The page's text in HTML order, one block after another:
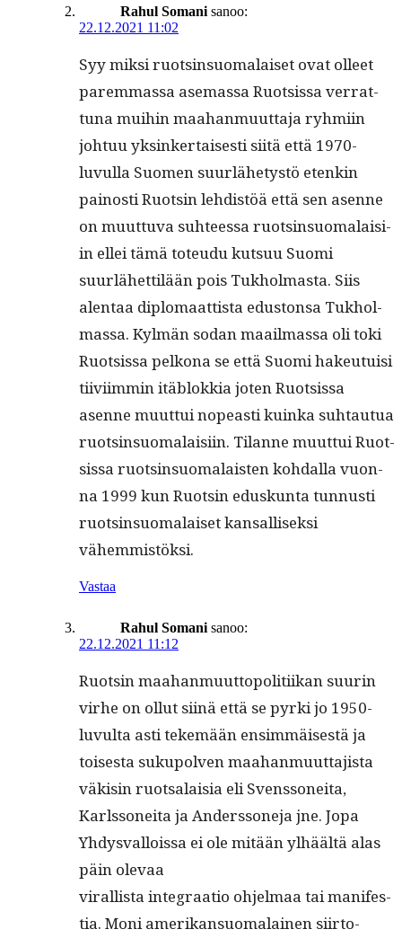
Rahul Somani sanoo:
22.12.2021 11:02
Syy mik­si ruotsin­suo­ma­laiset ovat olleet
parem­mas­sa ase­mas­sa Ruot­sis­sa ver­rat­
tuna mui­hin maa­han­muut­ta­ja ryh­mi­in
johtuu yksinker­tais­es­ti siitä että 1970-
luvul­la Suomen suurlähetys­tö etenkin
pain­os­ti Ruotsin lehdis­töä että sen asenne
on muut­tu­va suh­teessa ruotsin­suo­ma­laisi­
in ellei tämä toteudu kut­suu Suo­mi
suurlähet­tilään pois Tukhol­mas­ta. Siis
alen­taa diplo­maat­tista edus­ton­sa Tukhol­
mas­sa. Kylmän sodan maail­mas­sa oli toki
Ruot­sis­sa pelkona se että Suo­mi hakeu­tu­isi
tiivi­im­min itäblokkia joten Ruot­sis­sa
asenne muut­tui nopeasti kuin­ka suh­tau­tua
ruotsin­suo­ma­laisi­in. Tilanne muut­tui Ruot­
sis­sa ruotsin­suo­ma­lais­ten kohdal­la vuon­
na 1999 kun Ruotsin eduskun­ta tun­nusti
ruotsin­suo­ma­laiset kansal­lisek­si
vähemmistöksi.
Vastaa
Rahul Somani sanoo:
22.12.2021 11:12
Ruotsin maa­han­muut­topoli­ti­ikan suurin
virhe on ollut siinä että se pyr­ki jo 1950-
luvul­ta asti tekemään ensim­mäis­es­tä ja
tois­es­ta sukupol­ven maa­han­muut­ta­jista
väk­isin ruot­salaisia eli Svenssonei­ta,
Karlssonei­ta ja Ander­ssone­ja jne. Jopa
Yhdys­val­lois­sa ei ole mitään ylhäältä alas
päin olevaa
viral­lista inte­graa­tio ohjel­maa tai man­i­fes­
tia. Moni amerikan­suo­ma­lainen siir­to­